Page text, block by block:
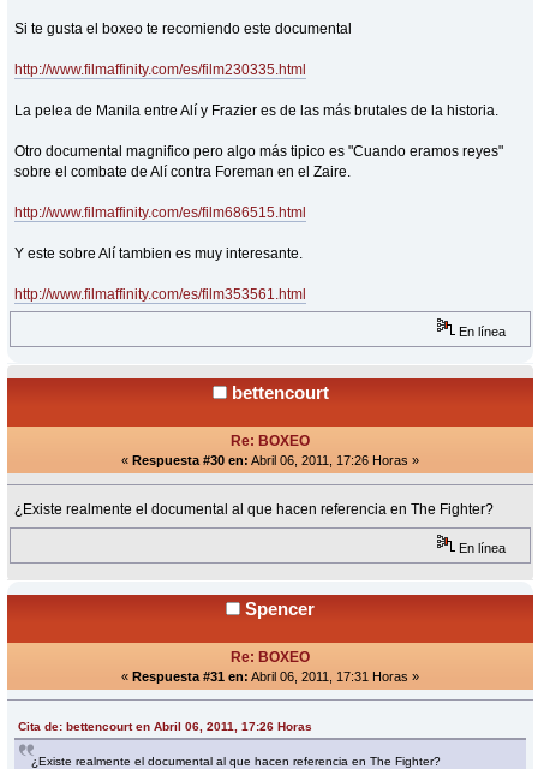
Si te gusta el boxeo te recomiendo este documental
http://www.filmaffinity.com/es/film230335.html
La pelea de Manila entre Alí y Frazier es de las más brutales de la historia.
Otro documental magnifico pero algo más tipico es "Cuando eramos reyes"
sobre el combate de Alí contra Foreman en el Zaire.
http://www.filmaffinity.com/es/film686515.html
Y este sobre Alí tambien es muy interesante.
http://www.filmaffinity.com/es/film353561.html
En línea
bettencourt
Re: BOXEO
« Respuesta #30 en: Abril 06, 2011, 17:26 Horas »
¿Existe realmente el documental al que hacen referencia en The Fighter?
En línea
Spencer
Re: BOXEO
« Respuesta #31 en: Abril 06, 2011, 17:31 Horas »
Cita de: bettencourt en Abril 06, 2011, 17:26 Horas
¿Existe realmente el documental al que hacen referencia en The Fighter?